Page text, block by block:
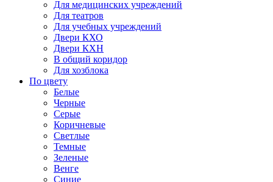
Для медицинских учреждений
Для театров
Для учебных учреждений
Двери КХО
Двери КХН
В общий коридор
Для хозблока
По цвету
Белые
Черные
Серые
Коричневые
Светлые
Темные
Зеленые
Венге
Синие